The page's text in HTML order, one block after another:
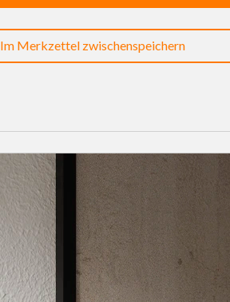
Im Merkzettel zwischenspeichern